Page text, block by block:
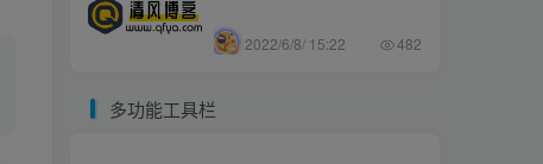
2022/6/8/ 15:22 482
多功能工具栏